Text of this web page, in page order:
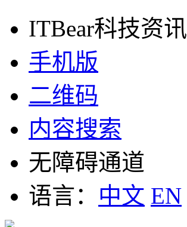
ITBear科技资讯
手机版
二维码
内容搜索
无障碍通道
语言： 中文 EN